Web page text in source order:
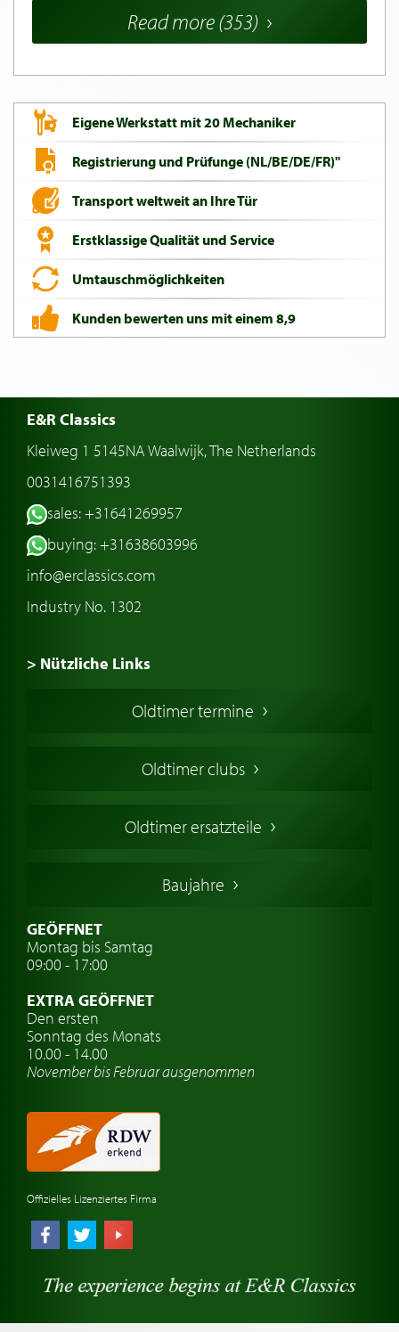
Read more (353)
Eigene Werkstatt mit 20 Mechaniker
Registrierung und Prüfunge (NL/BE/DE/FR)"
Transport weltweit an Ihre Tür
Erstklassige Qualität und Service
Umtauschmöglichkeiten
Kunden bewerten uns mit einem 8,9
E&R Classics
Kleiweg 1 5145NA Waalwijk, The Netherlands
0031416751393
sales: +31641269957
buying: +31638603996
info@erclassics.com
Industry No. 1302
> Nützliche Links
Oldtimers in Europa
Englische Oldtimer
Deutsche Oldtimer
Schwedische Oldtimer
Oldtimer mit h-kennzeichen
Auto Oldtimer Markt
Oldtimer-Versicherung
Oldtimer-Clubs
Oldtimer-Reisen
Automarken uhren
Oldtimer termine
Oldtimer clubs
Oldtimer ersatzteile
Baujahre
GEÖFFNET
Montag bis Samtag
09:00 - 17:00
EXTRA GEÖFFNET
Den ersten
Sonntag des Monats
10.00 - 14.00
November bis Februar ausgenommen
Offizielles Lizenziertes Firma